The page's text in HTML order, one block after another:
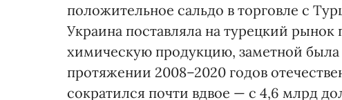
положительное сальдо в торговле с
Украина поставляла на турецкий
химическую продукцию, заметной
протяжении 2008–2020 годов
сократился почти вдвое — с 4,6 млрд